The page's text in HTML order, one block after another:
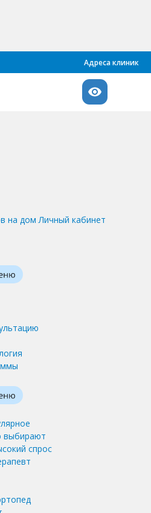
Адреса клиник
на дом Личный кабинет
выбирают
спрос